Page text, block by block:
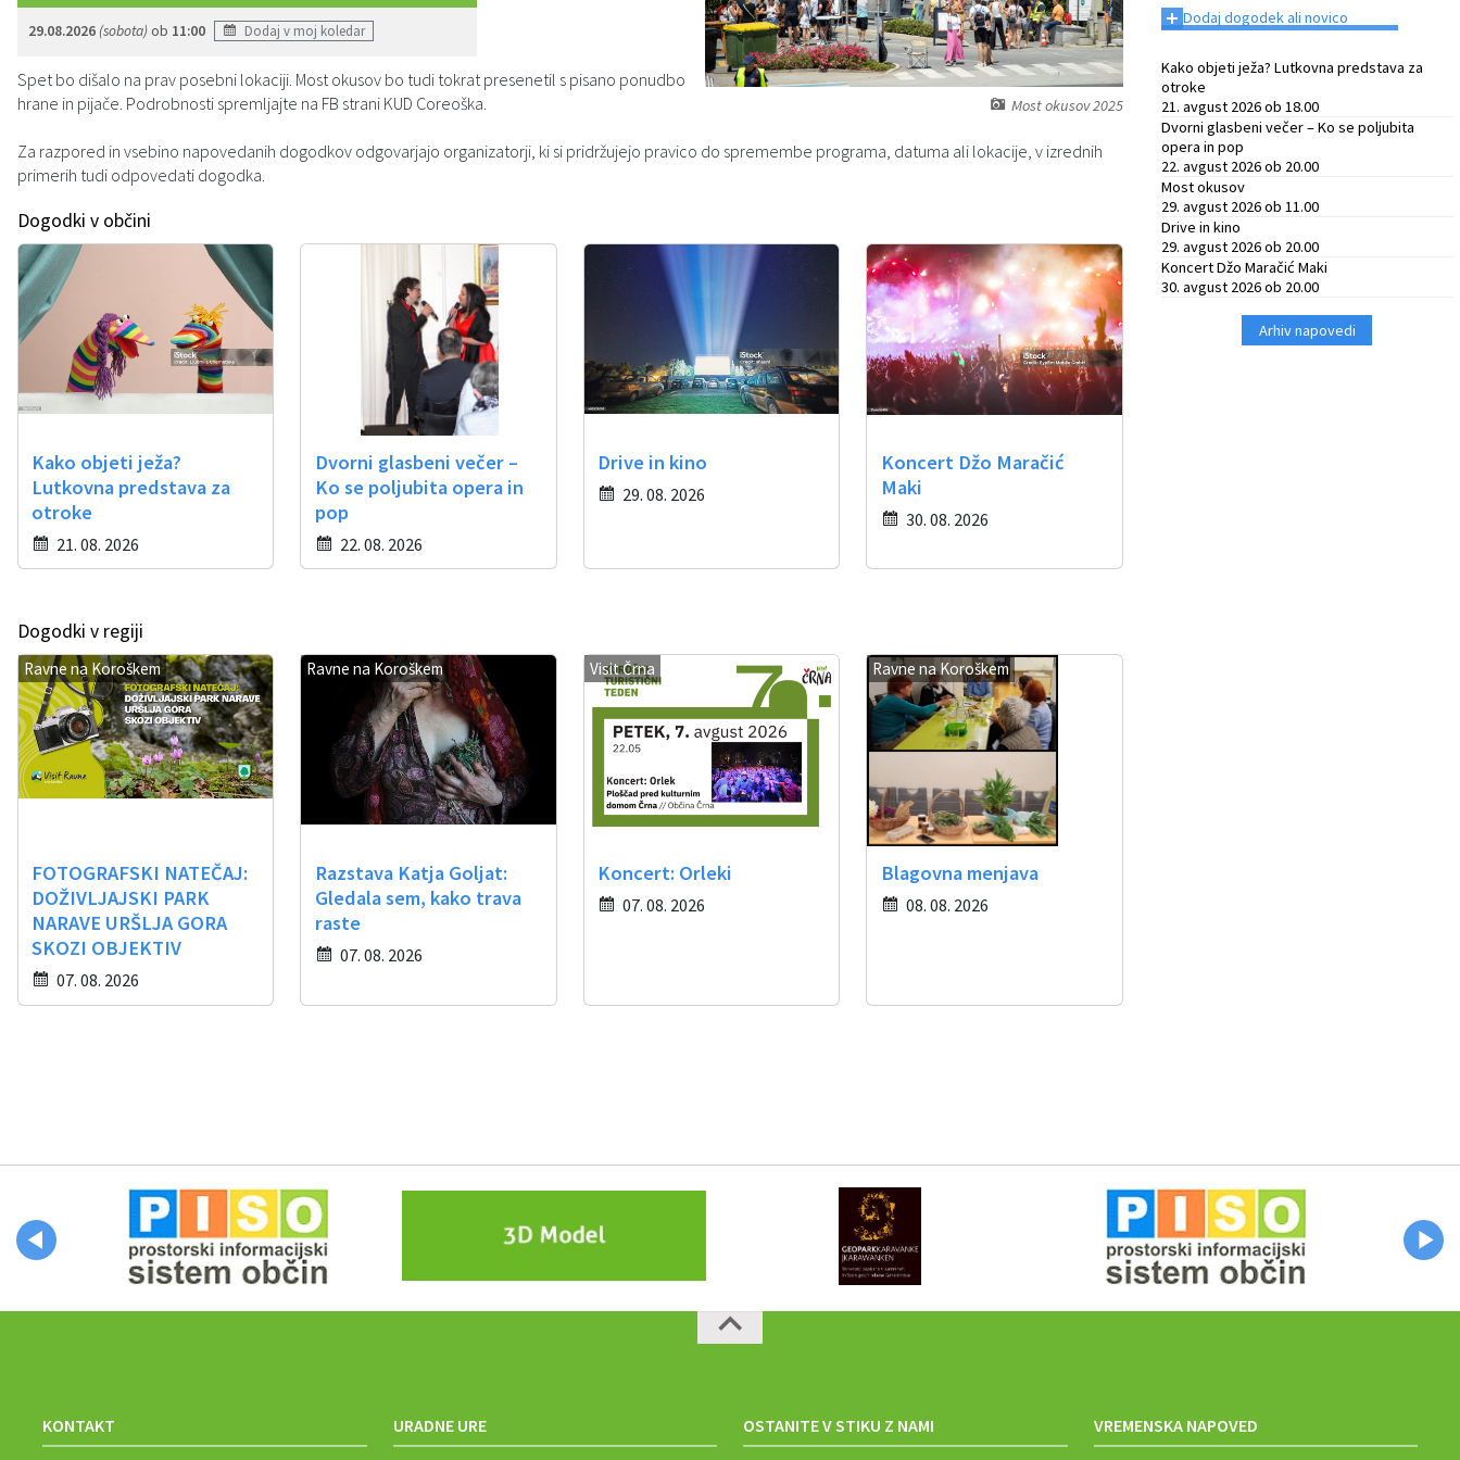
Most okusov 2025
29.08.2026(sobota)ob 11:00 Dodaj v moj koledar
Spet bo dišalo na prav posebni lokaciji. Most okusov bo tudi tokrat presenetil s pisano ponudbo
hrane in pijače. Podrobnosti spremljajte na FB strani KUD Coreoška.
Za razpored in vsebino napovedanih dogodkov odgovarjajo organizatorji, ki si pridržujejo pravico do spremembe programa, datuma ali lokacije, v izrednih
primerih tudi odpovedati dogodka.
Dogodki v občini
Kako objeti ježa?
Lutkovna predstava za
otroke
21. 08. 2026
Dvorni glasbeni večer –
Ko se poljubita opera in
pop
22. 08. 2026
Drive in kino
29. 08. 2026
Koncert Džo Maračić
Maki
30. 08. 2026
Dogodki v regiji
Ravne na Koroškem
FOTOGRAFSKI NATEČAJ:
DOŽIVLJAJSKI PARK
NARAVE URŠLJA GORA
SKOZI OBJEKTIV
07. 08. 2026
Ravne na Koroškem
Razstava Katja Goljat:
Gledala sem, kako trava
raste
07. 08. 2026
Visit Črna
Koncert: Orleki
07. 08. 2026
Ravne na Koroškem
Blagovna menjava
08. 08. 2026
+ Dodaj dogodek ali novico
Kako objeti ježa? Lutkovna predstava za
otroke
21. avgust 2026 ob 18.00
Dvorni glasbeni večer – Ko se poljubita
opera in pop
22. avgust 2026 ob 20.00
Most okusov
29. avgust 2026 ob 11.00
Drive in kino
29. avgust 2026 ob 20.00
Koncert Džo Maračić Maki
30. avgust 2026 ob 20.00
Arhiv napovedi
KONTAKT URADNE URE OSTANITE V STIKU Z NAMI VREMENSKA NAPOVED
Zaščita prijaviteljev
Katalog informacij javnega značaja
Uradne ure
Svet za preventivo in vzgojo v cestnem prometu
Sosvet Občine Dravograd in Policijske postaje Dravograd
Javni razpisi in objave
Varuhov kotiček
Strategije Občine Dravograd - Lokalni program za kulturo Občine Dravograd za obdobje 2024–2028
Z mladinskim delom proti prekarnosti mladih – pilotni projekt – DRAVIT DRAVOGRAD
Celostna prometna strategija
Lokalni program za mladino 2023 – 2028
Občinski predpisi
Občinski časopis
Proračun občine
Izleti in poti
3D model